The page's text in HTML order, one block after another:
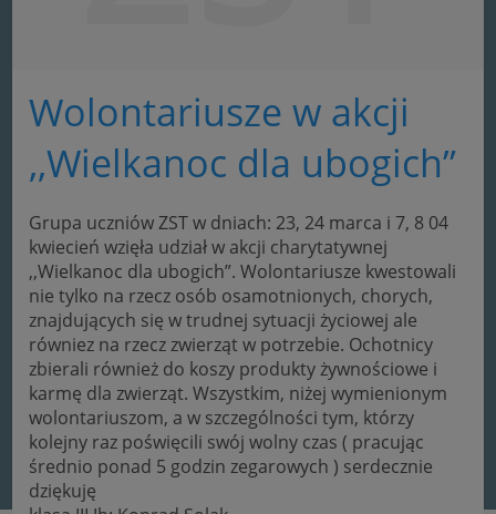
Wolontariusze w akcji
,,Wielkanoc dla ubogich”
Grupa uczniów ZST w dniach: 23, 24 marca i 7, 8 04
kwiecień wzięła udział w akcji charytatywnej
,,Wielkanoc dla ubogich”. Wolontariusze kwestowali
nie tylko na rzecz osób osamotnionych, chorych,
znajdujących się w trudnej sytuacji życiowej ale
równiez na rzecz zwierząt w potrzebie. Ochotnicy
zbierali również do koszy produkty żywnościowe i
karmę dla zwierząt.Wszystkim, niżej wymienionym
wolontariuszom, a w szczególności tym, którzy
kolejny raz poświęcili swój wolny czas ( pracując
średnio ponad 5 godzin zegarowych ) serdecznie
dziękuję